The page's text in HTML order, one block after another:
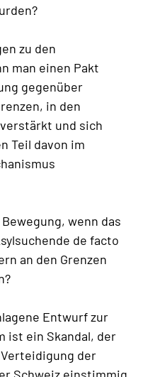
zu den
man einen Pakt
gegenüber
in den
und sich
Teil davon im
wenn das
de facto
an den Grenzen
Entwurf zur
ist ein Skandal, der
der